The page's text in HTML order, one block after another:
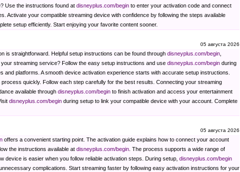
Use the instructions found at disneyplus.com/begin to enter your activation code and connect
your compatible streaming device with confidence by following the steps available
setup efficiently. Start enjoying your favorite content sooner.
05 августа 2026
is straightforward. Helpful setup instructions can be found through disneyplus.com/begin
streaming service? Follow the easy setup instructions and use disneyplus.com/begin during
platforms. A smooth device activation experience starts with accurate setup instructions.
quickly. Follow each step carefully for the best results. Connecting your streaming
available through disneyplus.com/begin to finish activation and access your entertainment
disneyplus.com/begin during setup to link your compatible device with your account. Complete
05 августа 2026
offers a convenient starting point. The activation guide explains how to connect your account
the instructions available at disneyplus.com/begin . The process supports a wide range of
is easier when you follow reliable activation steps. During setup, disneyplus.com/begin
complications. Start streaming faster by following easy activation instructions for your